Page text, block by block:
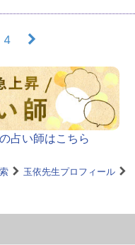
4
占い師はこちら
玉依先生プロフィール